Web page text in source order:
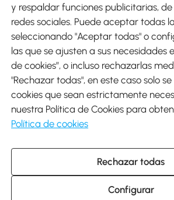
Envíos
Descargar Aosom App
Google Play
931 29 45 12 (L-V de 8:30 a
C/ Roc Gros, nº 15. 08550 Els Hostalets de
y respaldar funciones publicitarias,
redes sociales. Puede aceptar todas
seleccionando "Aceptar todas" o
las que se ajusten a sus necesidades
de cookies”, o incluso rechazarlas
"Rechazar todas", en este caso solo
cookies que sean estrictamente
nuestra Política de Cookies para
Política de cookies
Rechazar todas
Configurar